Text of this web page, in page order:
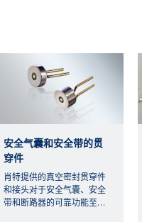
安全气囊和安全带的贯
穿件
肖特提供的真空密封贯穿件
和接头对于安全气囊、安全
带和断路器的可靠功能至…